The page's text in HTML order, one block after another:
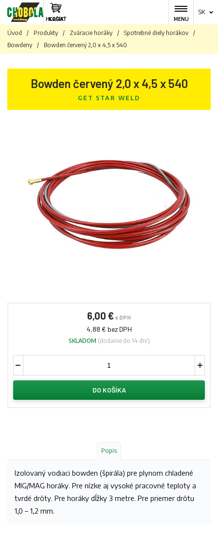
MENU
KOŠÍK
SK
HĽADAŤ
Úvod / Produkty / Zváracie horáky / Spotrebné diely horákov
/
Bowdeny
/ Bowden červený 2,0 x 4,5 x 540
Bowden červený 2,0 x 4,5 x 540
GET STAR WELD
6,00 € s DPH
4,88 € bez DPH
SKLADOM (dodanie do 14 dní)
DO KOŠÍKA
Popis
Izolovaný vodiaci bowden (špirála) pre plynom chladené
MIG/MAG horáky. Pre nízke aj vysoké pracovné teploty a
tvrdé drôty. Pre horáky dĺžky 3 metre. Pre priemer drôtu
1,0 – 1,2 mm.